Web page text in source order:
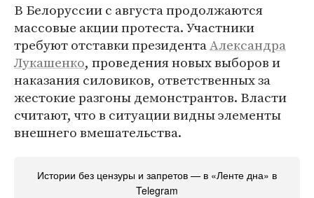
В Белоруссии с августа продолжаются
массовые акции протеста. Участники
требуют отставки президентаАлександра
Лукашенко, проведения новых выборов и
наказания силовиков, ответственных за
жестокие разгоны демонстрантов. Власти
считают, что в ситуации видны элементы
внешнего вмешательства.
Истории без цензуры и запретов — в «Ленте дна» в
Telegram